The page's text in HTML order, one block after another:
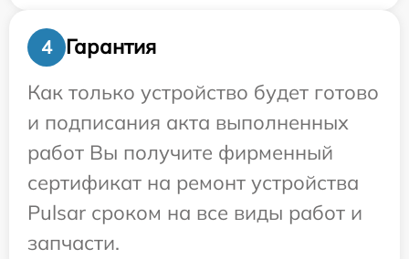
4
Гарантия
Как только устройство будет готово
и подписания акта выполненных
работ Вы получите фирменный
сертификат на ремонт устройства
Pulsar сроком на все виды работ и
запчасти.